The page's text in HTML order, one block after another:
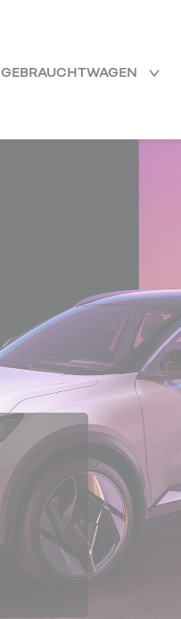
GEBRAUCHTWAGEN